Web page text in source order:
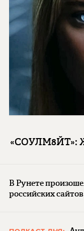
«СОУЛМ8ЙТ»:
В Рунете
российских